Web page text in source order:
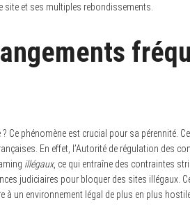
site et ses multiples rebondissements.
Ce phénomène est crucial pour sa pérennité.
En effet, l’Autorité de régulation des
illégaux, ce qui entraîne des contraintes
judiciaires pour bloquer des sites illégaux.
à un environnement légal de plus en plus